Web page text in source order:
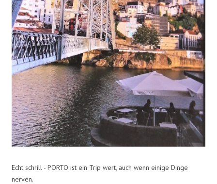
Echt schrill - PORTO ist ein Trip wert, auch wenn einige Dinge
nerven.